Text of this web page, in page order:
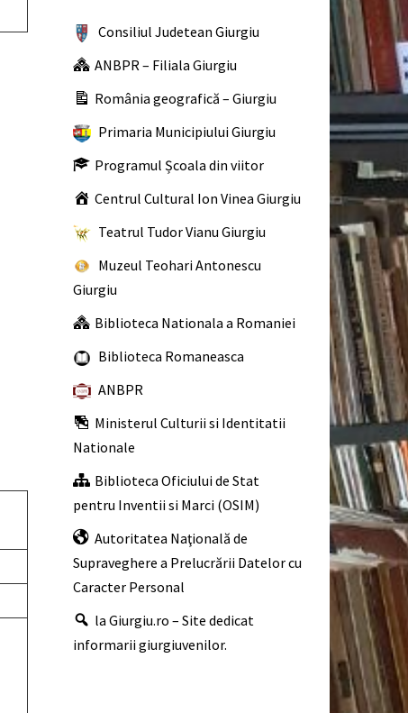
Consiliul Judetean Giurgiu
ANBPR – Filiala Giurgiu
România geografică – Giurgiu
Primaria Municipiului Giurgiu
Programul Școala din viitor
Centrul Cultural Ion Vinea Giurgiu
Teatrul Tudor Vianu Giurgiu
Muzeul Teohari Antonescu
Giurgiu
Biblioteca Nationala a Romaniei
Biblioteca Romaneasca
ANBPR
Ministerul Culturii si Identitatii
Nationale
Biblioteca Oficiului de Stat
pentru Inventii si Marci (OSIM)
Autoritatea Naţională de
Supraveghere a Prelucrării Datelor cu
Caracter Personal
la Giurgiu.ro – Site dedicat
informarii giurgiuvenilor.